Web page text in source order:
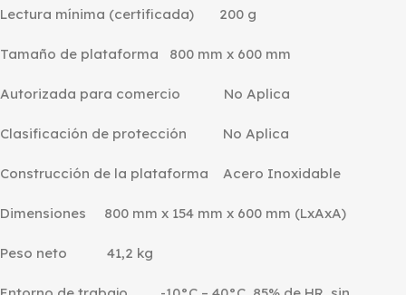
Lectura mínima (certificada) 200 g
Tamaño de plataforma 800 mm x 600 mm
Autorizada para comercio No Aplica
Clasificación de protección No Aplica
Construcción de la plataforma Acero Inoxidable
Dimensiones 800 mm x 154 mm x 600 mm (LxAxA)
Peso neto 41,2 kg